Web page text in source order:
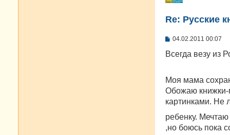
Re: Русские
С
о
н
и
е
04.02.2011 00:07
Всегда везу из
Моя мама
Обожаю книжки-
картинками. Не
ребенку.
,но боюсь пока